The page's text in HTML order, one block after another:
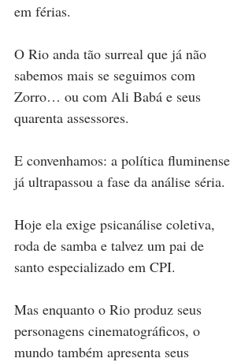
em férias.
O Rio anda tão surreal que já não
sabemos mais se seguimos com
Zorro… ou com Ali Babá e seus
quarenta assessores.
E convenhamos: a política fluminense
já ultrapassou a fase da análise séria.
Hoje ela exige psicanálise coletiva,
roda de samba e talvez um pai de
santo especializado em CPI.
Mas enquanto o Rio produz seus
personagens cinematográficos, o
mundo também apresenta seus